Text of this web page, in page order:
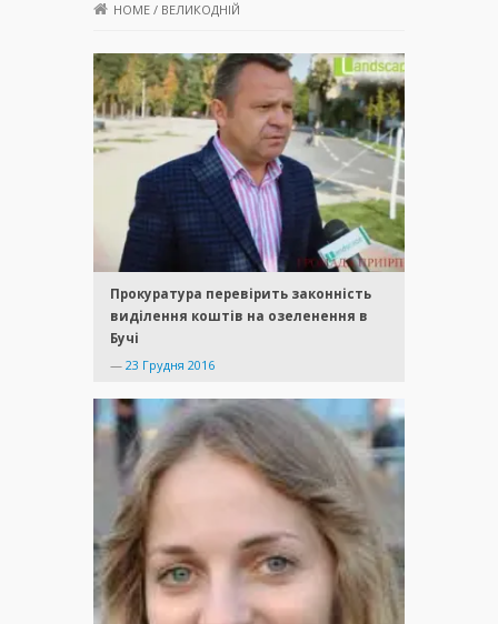
HOME / ВЕЛИКОДНІЙ
Прокуратура перевірить законність
виділення коштів на озеленення в
Бучі
— 23 Грудня 2016